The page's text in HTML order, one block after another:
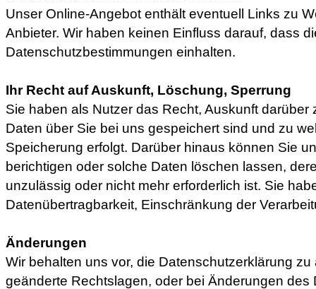
Unser Online-Angebot enthält eventuell Links zu
Anbieter. Wir haben keinen Einfluss darauf, dass
Datenschutzbestimmungen einhalten.
Ihr Recht auf Auskunft, Löschung, Sperrung
Sie haben als Nutzer das Recht, Auskunft darüber
Daten über Sie bei uns gespeichert sind und zu
Speicherung erfolgt. Darüber hinaus können Sie
berichtigen oder solche Daten löschen lassen,
unzulässig oder nicht mehr erforderlich ist. Sie
Datenübertragbarkeit, Einschränkung der
Änderungen
Wir behalten uns vor, die Datenschutzerklärung
geänderte Rechtslagen, oder bei Änderungen des